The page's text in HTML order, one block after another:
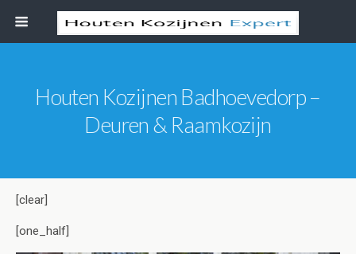
Houten Kozijnen Badhoevedorp –
Deuren & Raamkozijn
[clear]
[one_half]